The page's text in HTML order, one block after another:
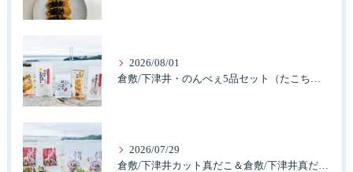
2026/08/01
倉敷/下津井・のんべぇ5品セット（たこちく、たこ玉、味付のり、串酢だこ、味付けけやわらか真だこチーズ）3歳のお子様も大好きなんですよ。
2026/07/29
倉敷/下津井カット真だこ＆倉敷/下津井真だこ唐揚げ・セット人気です。